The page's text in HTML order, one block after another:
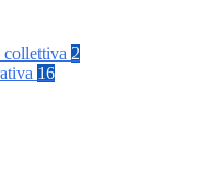
collettiva 2
16